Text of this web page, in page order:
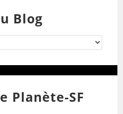
Blog
Planète-SF